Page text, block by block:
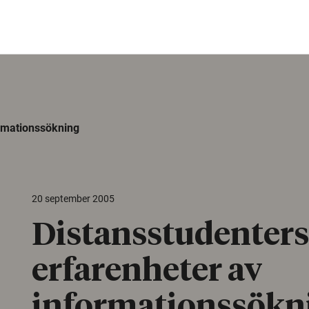
20 september 2005
Distansstudenters
erfarenheter av